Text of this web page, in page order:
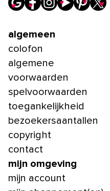
algemeen
colofon
algemene
voorwaarden
spelvoorwaarden
toegankelijkheid
bezoekersaantallen
copyright
contact
mijn omgeving
mijn account